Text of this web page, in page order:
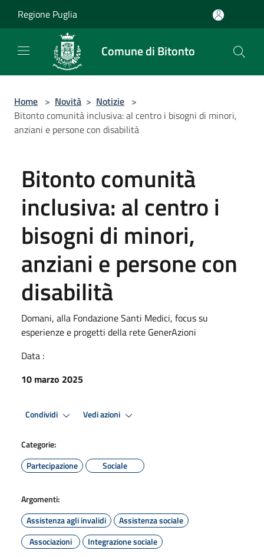
Regione Puglia
Comune di Bitonto
Home > Novità > Notizie >
Bitonto comunità inclusiva: al centro i bisogni di minori,
anziani e persone con disabilità
Bitonto comunità
inclusiva: al centro i
bisogni di minori,
anziani e persone con
disabilità
Domani, alla Fondazione Santi Medici, focus su
esperienze e progetti della rete GenerAzioni
Data :
10 marzo 2025
Condividi Vedi azioni
Categorie:
Partecipazione
Sociale
Argomenti:
Assistenza agli invalidi
Assistenza sociale
Associazioni
Integrazione sociale